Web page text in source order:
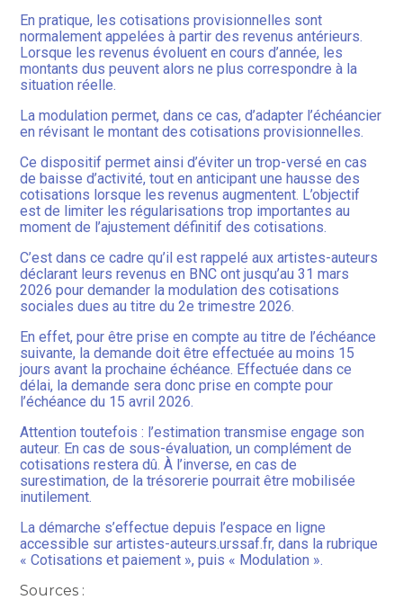
En pratique, les cotisations provisionnelles sont
normalement appelées à partir des revenus antérieurs.
Lorsque les revenus évoluent en cours d’année, les
montants dus peuvent alors ne plus correspondre à la
situation réelle.
La modulation permet, dans ce cas, d’adapter l’échéancier
en révisant le montant des cotisations provisionnelles.
Ce dispositif permet ainsi d’éviter un trop-versé en cas
de baisse d’activité, tout en anticipant une hausse des
cotisations lorsque les revenus augmentent. L’objectif
est de limiter les régularisations trop importantes au
moment de l’ajustement définitif des cotisations.
C’est dans ce cadre qu’il est rappelé aux artistes-auteurs
déclarant leurs revenus en BNC ont jusqu’au 31 mars
2026 pour demander la modulation des cotisations
sociales dues au titre du 2e trimestre 2026.
En effet, pour être prise en compte au titre de l’échéance
suivante, la demande doit être effectuée au moins 15
jours avant la prochaine échéance. Effectuée dans ce
délai, la demande sera donc prise en compte pour
l’échéance du 15 avril 2026.
Attention toutefois : l’estimation transmise engage son
auteur. En cas de sous-évaluation, un complément de
cotisations restera dû. À l’inverse, en cas de
surestimation, de la trésorerie pourrait être mobilisée
inutilement.
La démarche s’effectue depuis l’espace en ligne
accessible sur artistes-auteurs.urssaf.fr, dans la rubrique
« Cotisations et paiement », puis « Modulation ».
Sources :